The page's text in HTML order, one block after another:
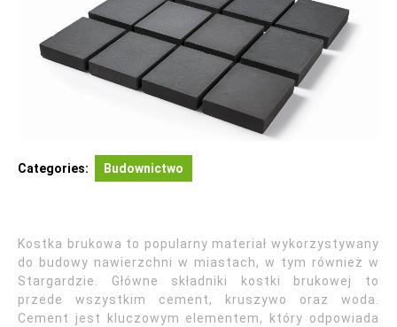
Categories: Budownictwo
Kostka brukowa to popularny materiał wykorzystywany
do budowy nawierzchni w miastach, w tym również w
Stargardzie. Główne składniki kostki brukowej to
przede wszystkim cement, kruszywo oraz woda.
Cement jest kluczowym elementem, który odpowiada